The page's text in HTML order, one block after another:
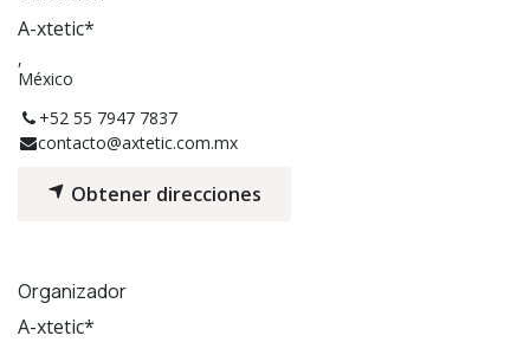
A-xtetic*
,
México
+52 55 7947 7837
contacto@axtetic.com.mx
Obtener direcciones
Organizador
A-xtetic*